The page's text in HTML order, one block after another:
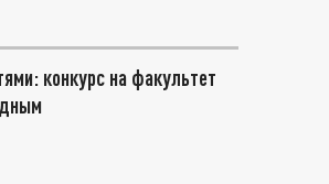
конкурс на факультет